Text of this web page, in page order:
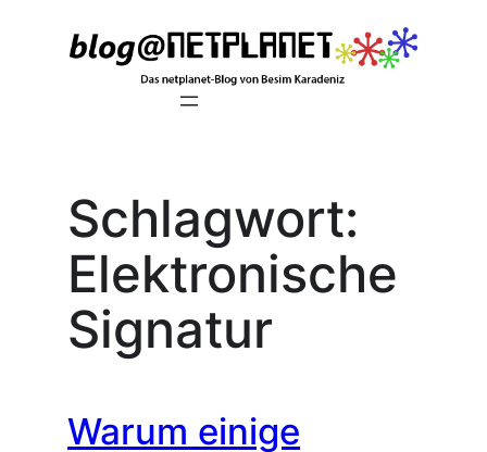
Schlagwort:
Elektronische
Signatur
Warum einige